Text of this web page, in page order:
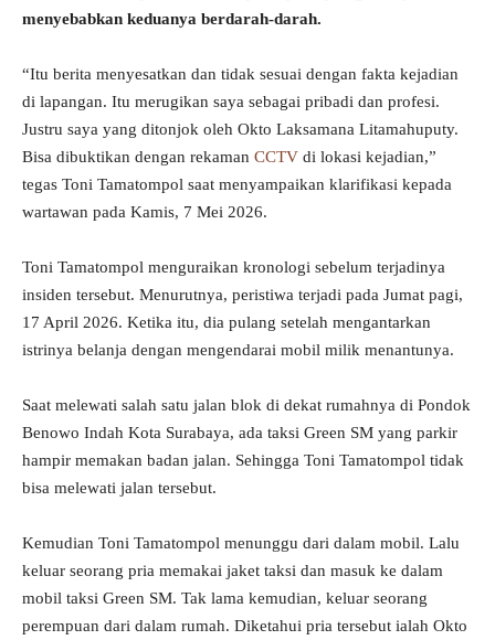
menyebabkan keduanya berdarah-darah.
“Itu berita menyesatkan dan tidak sesuai dengan fakta kejadian
di lapangan. Itu merugikan saya sebagai pribadi dan profesi.
Justru saya yang ditonjok oleh Okto Laksamana Litamahuputy.
Bisa dibuktikan dengan rekaman CCTV di lokasi kejadian,”
tegas Toni Tamatompol saat menyampaikan klarifikasi kepada
wartawan pada Kamis, 7 Mei 2026.
Toni Tamatompol menguraikan kronologi sebelum terjadinya
insiden tersebut. Menurutnya, peristiwa terjadi pada Jumat pagi,
17 April 2026. Ketika itu, dia pulang setelah mengantarkan
istrinya belanja dengan mengendarai mobil milik menantunya.
Saat melewati salah satu jalan blok di dekat rumahnya di Pondok
Benowo Indah Kota Surabaya, ada taksi Green SM yang parkir
hampir memakan badan jalan. Sehingga Toni Tamatompol tidak
bisa melewati jalan tersebut.
Kemudian Toni Tamatompol menunggu dari dalam mobil. Lalu
keluar seorang pria memakai jaket taksi dan masuk ke dalam
mobil taksi Green SM. Tak lama kemudian, keluar seorang
perempuan dari dalam rumah. Diketahui pria tersebut ialah Okto